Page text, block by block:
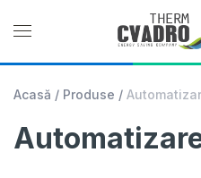
Acasă / Produse /